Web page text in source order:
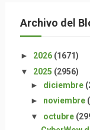
Archivo del
► 2026 (1671)
▼ 2025 (2956)
► diciembre
► noviembre
▼ octubre